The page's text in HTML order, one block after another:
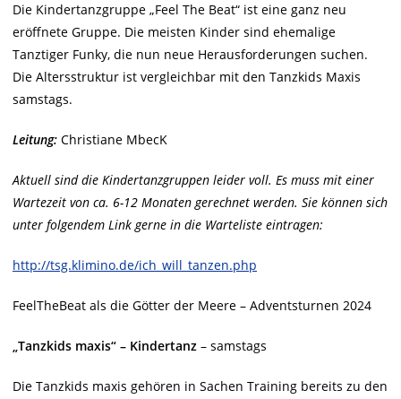
Die Kindertanzgruppe „Feel The Beat“ ist eine ganz neu
eröffnete Gruppe. Die meisten Kinder sind ehemalige
Tanztiger Funky, die nun neue Herausforderungen suchen.
Die Altersstruktur ist vergleichbar mit den Tanzkids Maxis
samstags.
Leitung: Christiane MbecK
Aktuell sind die Kindertanzgruppen leider voll. Es muss mit einer
Wartezeit von ca. 6-12 Monaten gerechnet werden. Sie können sich
unter folgendem Link gerne in die Warteliste eintragen:
http://tsg.klimino.de/ich_will_tanzen.php
FeelTheBeat als die Götter der Meere – Adventsturnen 2024
„Tanzkids maxis“ – Kindertanz – samstags
Die Tanzkids maxis gehören in Sachen Training bereits zu den